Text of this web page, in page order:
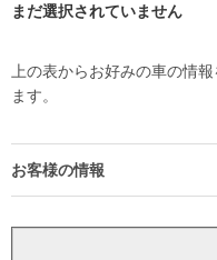
まだ選択されていません
上の表からお好みの車の情
ます。
お客様の情報